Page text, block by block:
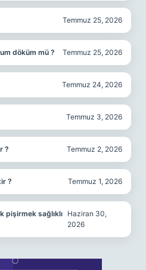
Temmuz 25, 2026
döküm mü ? Temmuz 25, 2026
Temmuz 24, 2026
Temmuz 3, 2026
? Temmuz 2, 2026
? Temmuz 1, 2026
pişirmek sağlıklı Haziran 30,
2026